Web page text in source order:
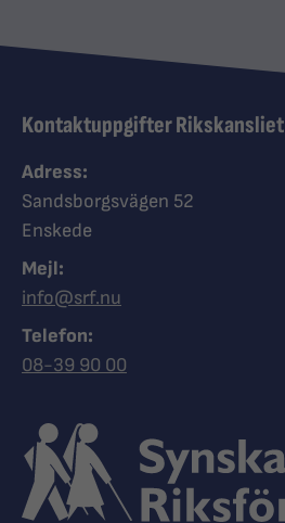
Kontaktuppgifter Rikskansliet
Adress:
Sandsborgsvägen 52
Enskede
Mejl:
info@srf.nu
Telefon:
Ring Synskadades riksförbund
08-39 90 00